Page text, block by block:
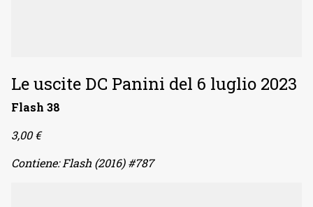
Le uscite DC Panini del 6 luglio 2023
Flash 38
3,00 €
Contiene: Flash (2016) #787